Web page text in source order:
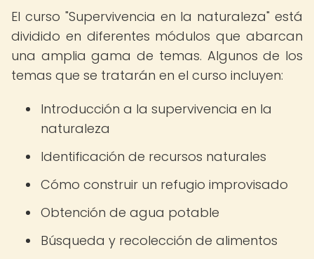
El curso "Supervivencia en la naturaleza" está
dividido en diferentes módulos que abarcan
una amplia gama de temas. Algunos de los
temas que se tratarán en el curso incluyen:
Introducción a la supervivencia en la
naturaleza
Identificación de recursos naturales
Cómo construir un refugio improvisado
Obtención de agua potable
Búsqueda y recolección de alimentos